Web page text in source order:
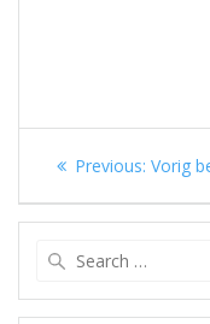
Previous: Vorig